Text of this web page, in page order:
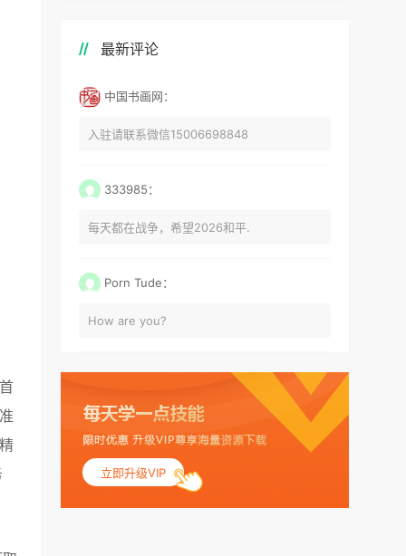
最新评论
中国书画网：
入驻请联系微信15006698848
333985：
每天都在战争，希望2026和平.
Porn Tude：
How are you?
立即升级VIP